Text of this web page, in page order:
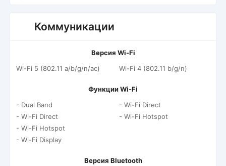
Коммуникации
Версия Wi-Fi
Wi-Fi 5 (802.11 a/b/g/n/ac)
Wi-Fi 4 (802.11 b/g/n)
Функции Wi-Fi
- Dual Band
- Wi-Fi Direct
- Wi-Fi Hotspot
- Wi-Fi Display
- Wi-Fi Direct
- Wi-Fi Hotspot
Версия Bluetooth